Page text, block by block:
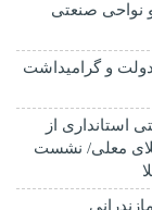
و نواحی صنعتی
دولت و گرامیداشت
استانداری از
معلی/ نشست